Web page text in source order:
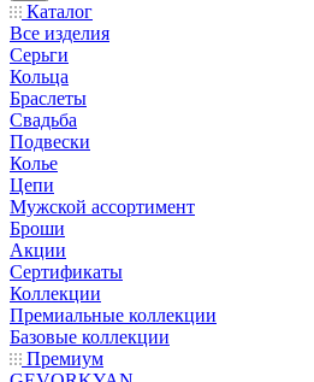
Каталог
Все изделия
Серьги
Кольца
Браслеты
Свадьба
Подвески
Колье
Цепи
Мужской ассортимент
Броши
Акции
Сертификаты
Коллекции
Премиальные коллекции
Базовые коллекции
Премиум